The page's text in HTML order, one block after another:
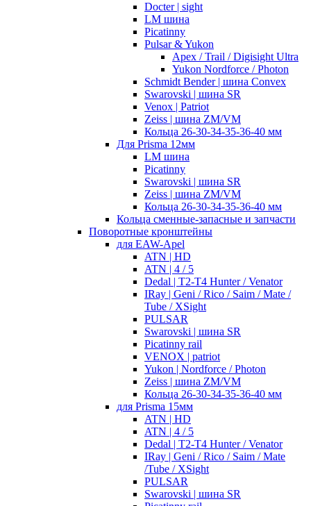
Docter | sight
LM шина
Picatinny
Pulsar & Yukon
Apex / Trail / Digisight Ultra
Yukon Nordforce / Photon
Schmidt Bender | шина Convex
Swarovski | шина SR
Venox | Patriot
Zeiss | шина ZM/VM
Кольца 26-30-34-35-36-40 мм
Для Prisma 12мм
LM шина
Picatinny
Swarovski | шина SR
Zeiss | шина ZM/VM
Кольца 26-30-34-35-36-40 мм
Кольца сменные-запасные и запчасти
Поворотные кронштейны
для EAW-Apel
ATN | HD
ATN | 4 / 5
Dedal | T2-T4 Hunter / Venator
IRay | Geni / Rico / Saim / Mate /
Tube / XSight
PULSAR
Swarovski | шина SR
Picatinny rail
VENOX | patriot
Yukon | Nordforce / Photon
Zeiss | шина ZM/VM
Кольца 26-30-34-35-36-40 мм
для Prisma 15мм
ATN | HD
ATN | 4 / 5
Dedal | T2-T4 Hunter / Venator
IRay | Geni / Rico / Saim / Mate
/Tube / XSight
PULSAR
Swarovski | шина SR